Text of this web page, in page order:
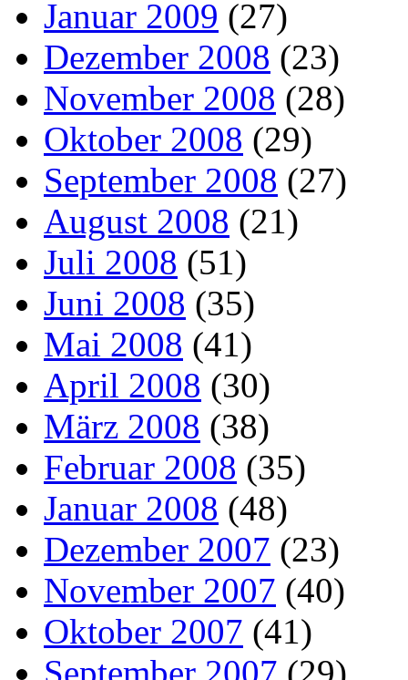
Januar 2009 (27)
Dezember 2008 (23)
November 2008 (28)
Oktober 2008 (29)
September 2008 (27)
August 2008 (21)
Juli 2008 (51)
Juni 2008 (35)
Mai 2008 (41)
April 2008 (30)
März 2008 (38)
Februar 2008 (35)
Januar 2008 (48)
Dezember 2007 (23)
November 2007 (40)
Oktober 2007 (41)
September 2007 (29)